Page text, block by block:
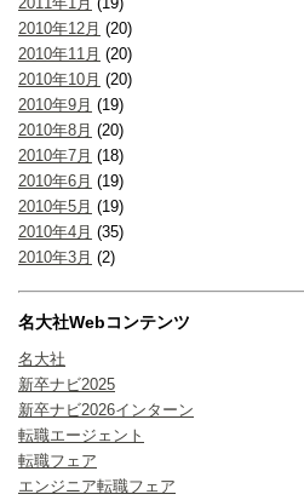
2010年12月 (20)
2010年11月 (20)
2010年10月 (20)
2010年9月 (19)
2010年8月 (20)
2010年7月 (18)
2010年6月 (19)
2010年5月 (19)
2010年4月 (35)
2010年3月 (2)
名大社Webコンテンツ
名大社
新卒ナビ2025
新卒ナビ2026インターン
転職エージェント
転職フェア
エンジニア転職フェア